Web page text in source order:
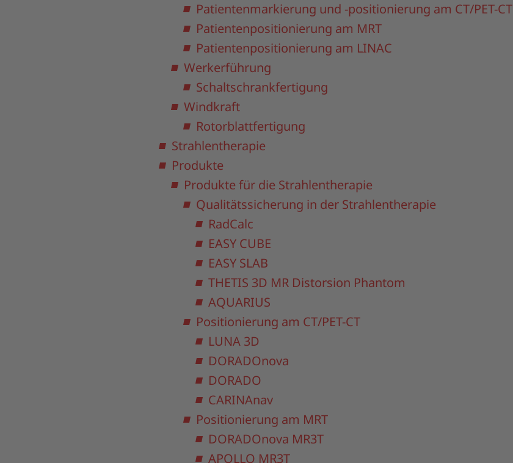
Patientenmarkierung und -positionierung am CT/PET-CT
Patientenpositionierung am MRT
Patientenpositionierung am LINAC
Werkerführung
Schaltschrankfertigung
Windkraft
Rotorblattfertigung
Strahlentherapie
Produkte
Produkte für die Strahlentherapie
Qualitätssicherung in der Strahlentherapie
RadCalc
EASY CUBE
EASY SLAB
THETIS 3D MR Distorsion Phantom
AQUARIUS
Positionierung am CT/PET-CT
LUNA 3D
DORADOnova
DORADO
CARINAnav
Positionierung am MRT
DORADOnova MR3T
APOLLO MR3T